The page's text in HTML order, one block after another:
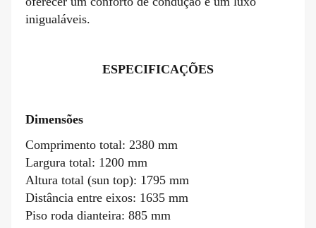
inigualáveis.
ESPECIFICAÇÕES
Dimensões
Comprimento total: 2380 mm
Largura total: 1200 mm
Altura total (sun top): 1795 mm
Distância entre eixos: 1635 mm
Piso roda dianteira: 885 mm